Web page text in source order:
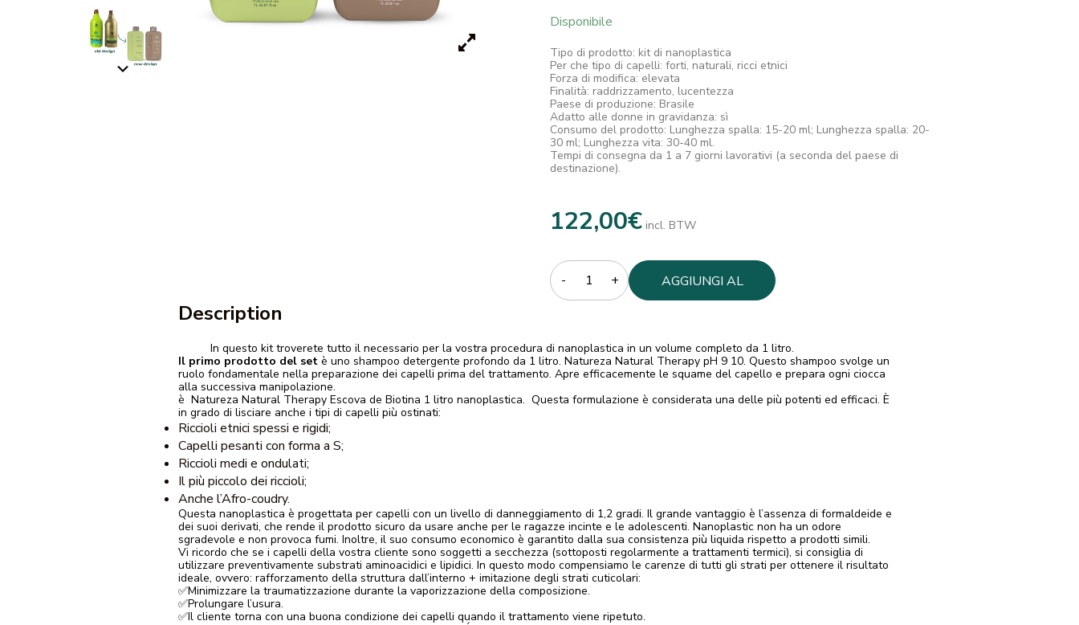
Disponibile
Tipo di prodotto: kit di nanoplastica
Per che tipo di capelli: forti, naturali, ricci etnici
Forza di modifica: elevata
Finalità: raddrizzamento, lucentezza
Paese di produzione: Brasile
Adatto alle donne in gravidanza: sì
Consumo del prodotto: Lunghezza spalla: 15-20 ml; Lunghezza spalla: 20-
30 ml; Lunghezza vita: 30-40 ml.
Tempi di consegna da 1 a 7 giorni lavorativi (a seconda del paese di
destinazione).
122,00€ incl. BTW
Quantity
AGGIUNGI AL
Description
In questo kit troverete tutto il necessario per la vostra procedura di nanoplastica in un volume completo da 1 litro.
Il primo prodotto del set è uno shampoo detergente profondo da 1 litro. Natureza Natural Therapy pH 9 10. Questo shampoo svolge un
ruolo fondamentale nella preparazione dei capelli prima del trattamento. Apre efficacemente le squame del capello e prepara ogni ciocca
alla successiva manipolazione.
è Natureza Natural Therapy Escova de Biotina 1 litro nanoplastica. Questa formulazione è considerata una delle più potenti ed efficaci. È
in grado di lisciare anche i tipi di capelli più ostinati:
Riccioli etnici spessi e rigidi;
Capelli pesanti con forma a S;
Riccioli medi e ondulati;
Il più piccolo dei riccioli;
Anche l’Afro-coudry.
Questa nanoplastica è progettata per capelli con un livello di danneggiamento di 1,2 gradi. Il grande vantaggio è l’assenza di formaldeide e
dei suoi derivati, che rende il prodotto sicuro da usare anche per le ragazze incinte e le adolescenti. Nanoplastic non ha un odore
sgradevole e non provoca fumi. Inoltre, il suo consumo economico è garantito dalla sua consistenza più liquida rispetto a prodotti simili.
Vi ricordo che se i capelli della vostra cliente sono soggetti a secchezza (sottoposti regolarmente a trattamenti termici), si consiglia di
utilizzare preventivamente substrati aminoacidici e lipidici. In questo modo compensiamo le carenze di tutti gli strati per ottenere il risultato
ideale, ovvero: rafforzamento della struttura dall’interno + imitazione degli strati cuticolari:
✅Minimizzare la traumatizzazione durante la vaporizzazione della composizione.
✅Prolungare l’usura.
✅Il cliente torna con una buona condizione dei capelli quando il trattamento viene ripetuto.